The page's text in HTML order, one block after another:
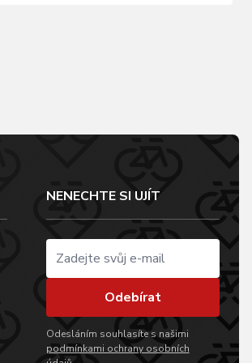
NENECHTE SI UJÍT
Odebírat
Odesláním souhlasíte s našimi
podmínkami ochrany osobních